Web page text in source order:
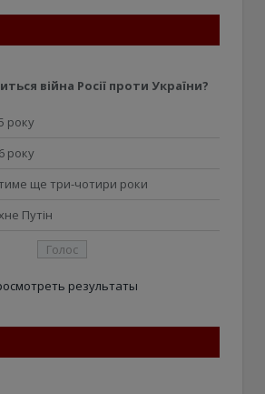
війна Росії проти України?
року
року
ще три-чотири роки
Путін
результаты